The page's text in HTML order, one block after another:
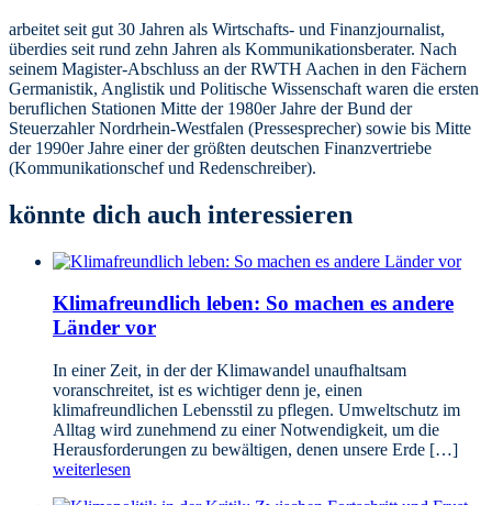
arbeitet seit gut 30 Jahren als Wirtschafts- und Finanzjournalist,
überdies seit rund zehn Jahren als Kommunikationsberater. Nach
seinem Magister-Abschluss an der RWTH Aachen in den Fächern
Germanistik, Anglistik und Politische Wissenschaft waren die ersten
beruflichen Stationen Mitte der 1980er Jahre der Bund der
Steuerzahler Nordrhein-Westfalen (Pressesprecher) sowie bis Mitte
der 1990er Jahre einer der größten deutschen Finanzvertriebe
(Kommunikationschef und Redenschreiber).
könnte dich auch interessieren
Klimafreundlich leben: So machen es andere
Länder vor
In einer Zeit, in der der Klimawandel unaufhaltsam
voranschreitet, ist es wichtiger denn je, einen
klimafreundlichen Lebensstil zu pflegen. Umweltschutz im
Alltag wird zunehmend zu einer Notwendigkeit, um die
Herausforderungen zu bewältigen, denen unsere Erde […]
weiterlesen